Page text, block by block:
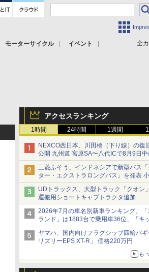
全
モーターサイクル
イベント
アクセスランキング
1時間 24時間 1週間
NEXCO西日本、川田橋（下り線）の復
公開 九州道 宮原SA〜八代ICで8月9日中
車両を通行可能に
三菱ふそう、インドネシアで新型バス「
ター・エクストラロングバス」を発表
ックベースの観光・旅客輸送向けバス
UDトラックス、大型トラック「クオン
運搬用ショートキャブトラクタ追加
2026年7月の車名別新車ランキング、「
ランド」は1883台で乗用車36位、「キ
は2591台で27位に
ヤマハ、国内向けフラグシップ四輪バ
リズリーEPS XT-R」 価格220万円
も